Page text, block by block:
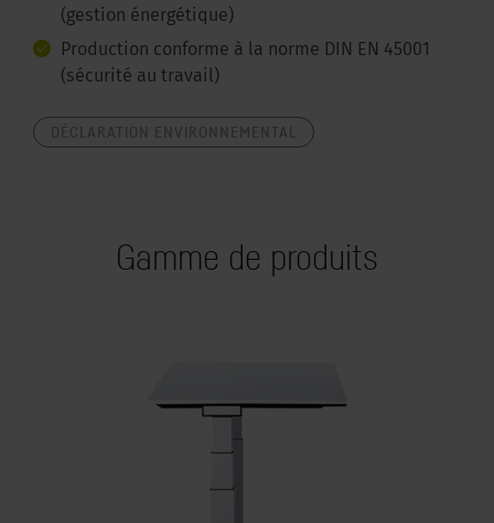
(gestion énergétique)
Production conforme à la norme DIN EN 45001
(sécurité au travail)
Gamme de produits